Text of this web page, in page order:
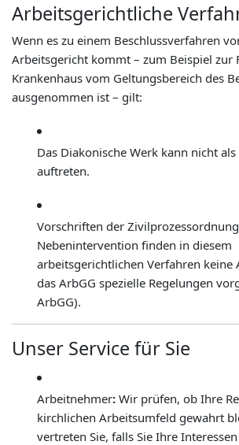
Arbeitsgerichtliche
Wenn es zu einem Beschlussverfahren
Arbeitsgericht kommt – zum Beispiel zur
Krankenhaus vom Geltungsbereich des
ausgenommen ist – gilt:
Das Diakonische Werk kann nicht
auftreten.
Vorschriften der
Nebenintervention finden in diesem
arbeitsgerichtlichen Verfahren keine
das ArbGG spezielle Regelungen
ArbGG).
Unser Service für Sie
Arbeitnehmer: Wir prüfen, ob Ihre
kirchlichen Arbeitsumfeld gewahrt
vertreten Sie, falls Sie Ihre